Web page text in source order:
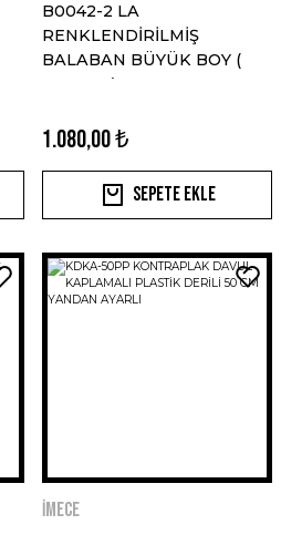
B0042-2 LA
RENKLENDİRİLMİŞ
BALABAN BÜYÜK BOY (
DUDUK )
1.080,00 ₺
Sepete Ekle
İMECE